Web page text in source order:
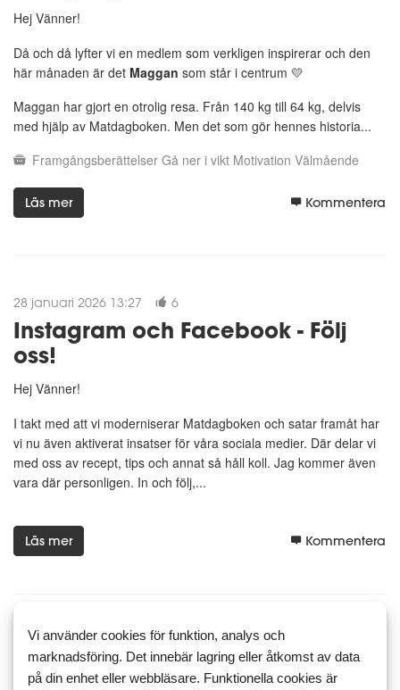
Hej Vänner!
Då och då lyfter vi en medlem som verkligen inspirerar och den
här månaden är det Maggan som står i centrum 💛
Maggan har gjort en otrolig resa. Från 140 kg till 64 kg, delvis
med hjälp av Matdagboken. Men det som gör hennes historia...
Framgångsberättelser Gå ner i vikt Motivation Välmående
Läs mer Kommentera
28 januari 2026 13:27 6
Instagram och Facebook - Följ
oss!
Hej Vänner!
I takt med att vi moderniserar Matdagboken och satar framåt har
vi nu även aktiverat insatser för våra sociala medier. Där delar vi
med oss av recept, tips och annat så håll koll. Jag kommer även
vara där personligen. In och följ,...
Läs mer Kommentera
11 januari 2026 15:04 5 2
Extra lång hundpromenad i solen
Vi använder cookies för funktion, analys och
marknadsföring. Det innebär lagring eller åtkomst av data
på din enhet eller webbläsare. Funktionella cookies är